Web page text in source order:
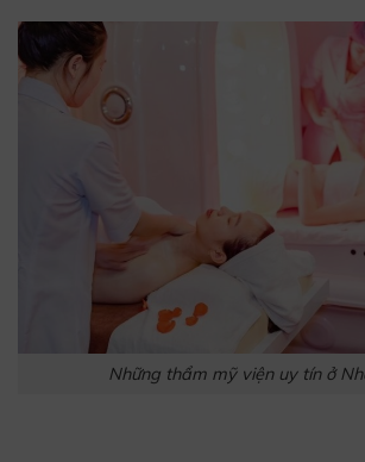
Những thẩm mỹ viện uy tín ở